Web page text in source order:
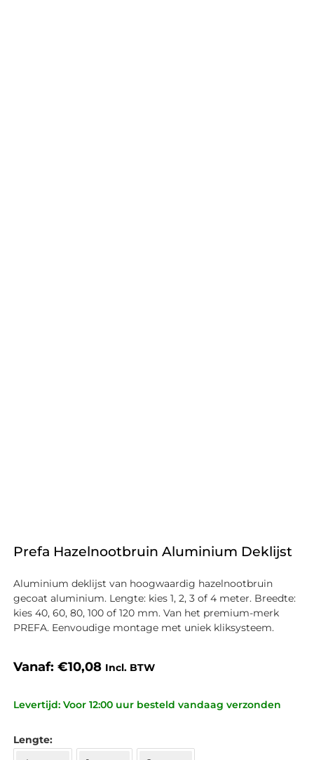
Prefa Hazelnootbruin Aluminium Deklijst
Aluminium deklijst van hoogwaardig hazelnootbruin
gecoat aluminium. Lengte: kies 1, 2, 3 of 4 meter. Breedte:
kies 40, 60, 80, 100 of 120 mm. Van het premium-merk
PREFA. Eenvoudige montage met uniek kliksysteem.
Vanaf: €10,08 Incl. BTW
Levertijd: Voor 12:00 uur besteld vandaag verzonden
Lengte